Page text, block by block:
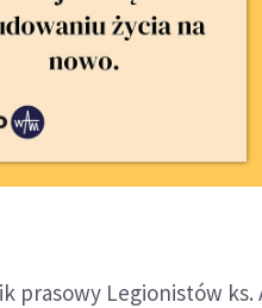
prasowy Legionistów ks.